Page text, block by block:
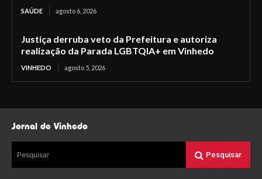
SAÚDE agosto 6, 2026
Justiça derruba veto da Prefeitura e autoriza
realização da Parada LGBTQIA+ em Vinhedo
VINHEDO agosto 5, 2026
Jornal de Vinhedo
Pesquisar Pesquisar